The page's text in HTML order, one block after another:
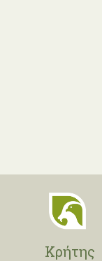
Κρήτης